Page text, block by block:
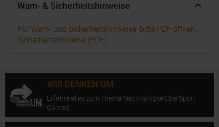
Warn- & Sicherheitshinweise
Für Warn- und Sicherheitshinweise, bitte PDF öffnen:
Sicherheitshinweise (PDF)
WIR DENKEN UM
Erfahre alles zum Thema Nachhaltigkeit bei Sport
Conrad.